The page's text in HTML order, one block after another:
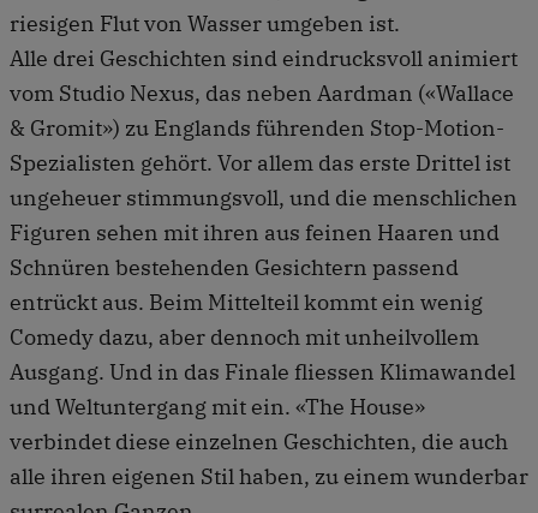
riesigen Flut von Wasser umgeben ist.
Alle drei Geschichten sind eindrucksvoll animiert
vom Studio Nexus, das neben Aardman («Wallace
& Gromit») zu Englands führenden Stop-Motion-
Spezialisten gehört. Vor allem das erste Drittel ist
ungeheuer stimmungsvoll, und die menschlichen
Figuren sehen mit ihren aus feinen Haaren und
Schnüren bestehenden Gesichtern passend
entrückt aus. Beim Mittelteil kommt ein wenig
Comedy dazu, aber dennoch mit unheilvollem
Ausgang. Und in das Finale fliessen Klimawandel
und Weltuntergang mit ein. «The House»
verbindet diese einzelnen Geschichten, die auch
alle ihren eigenen Stil haben, zu einem wunderbar